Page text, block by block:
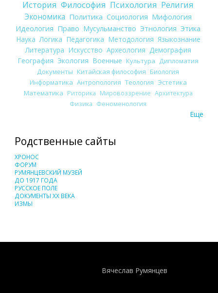
История Философия Психология Религия
Экономика Политика Социология Мифология
Идеология Право Мусульманство Этнология Этика
Наука Логика Педагогика Методология Языкознание
Литература Искусство Археология Демография
География Экология Военные Культура
Дипломатия
Документы Китайская философия Биология
Информатика Антропология Теология Эстетика
Математика Риторика Мировоззрение Архитектура
Физика Феноменология
Еще
Родственные сайты
ХРОНОС
ФОРУМ
РУМЯНЦЕВСКИЙ МУЗЕЙ
ДО 1917 ГОДА
РУССКОЕ ПОЛЕ
ДОКУМЕНТЫ XX ВЕКА
ИЗМЫ
Вячеслав Румянцев